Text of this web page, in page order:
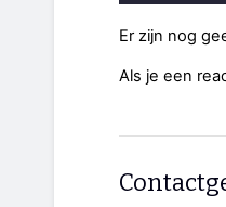
Er zijn nog
Als je een